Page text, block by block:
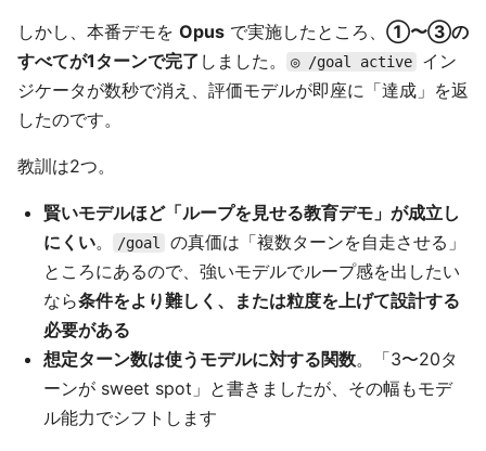
しかし、本番デモを Opus で実施したところ、 ①〜③の
すべてが1ターンで完了 しました。 ◎ /goal active
イン
ジケータが数秒で消え、評価モデルが即座に「達成」を返
したのです。
教訓は2つ。
賢いモデルほど「ループを見せる教育デモ」が成立し
にくい。 /goal
の真価は「複数ターンを自走させる」
ところにあるので、強いモデルでループ感を出したい
なら条件をより難しく、または粒度を上げて設計する
必要がある
想定ターン数は使うモデルに対する関数。「3〜20タ
ーンが sweet spot」と書きましたが、その幅もモデ
ル能力でシフトします